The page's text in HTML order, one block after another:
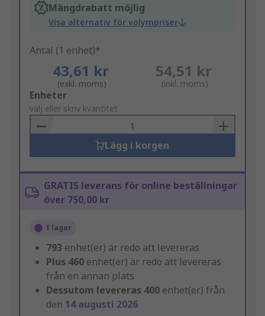
Mängdrabatt möjlig
Visa alternativ för volympriser
Antal (1 enhet)*
43,61 kr
(exkl. moms)
54,51 kr
(inkl. moms)
Add
to
Basket
Enheter
välj eller skriv kvantitet
Lägg i korgen
GRATIS leverans för online beställningar
över 750,00 kr
I lager
793 enhet(er) är redo att levereras
Plus 460 enhet(er) är redo att levereras
från en annan plats
Dessutom levereras 400 enhet(er) från
den 14 augusti 2026